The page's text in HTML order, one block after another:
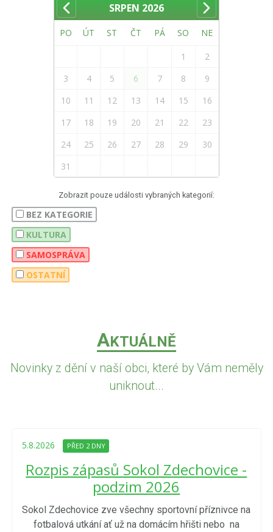
SRPEN 2026
PO ÚT ST ČT PÁ SO NE
1
2
3
4 5 6 7 8
9
10
11 12 13 14 15
16
17
18 19 20 21 22
23
24
25 26 27 28 29
30
31
Zobrazit pouze události vybraných kategorií:
BEZ KATEGORIE
KULTURA
SAMOSPRÁVA
OSTATNÍ
AKTUÁLNĚ
Novinky z dění v naší obci, které by Vám neměly
uniknout...
5.8.2026 PŘED 2 DNY
Rozpis zápasů Sokol Zdechovice -
podzim 2026
Sokol Zdechovice zve všechny sportovní příznivce na
fotbalová utkání ať už na domácím hřišti nebo na